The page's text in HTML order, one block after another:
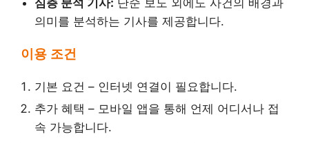
의미를 분석하는 기사를 제공합니다.
이용 조건
기본 요건 – 인터넷 연결이 필요합니다.
추가 혜택 – 모바일 앱을 통해 언제 어디서나 접
속 가능합니다.